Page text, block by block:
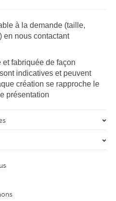
à la demande (taille,
nous contactant
fabriquée de façon
indicatives et peuvent
création se rapproche le
présentation
avis sur “Pochon lin » Mes